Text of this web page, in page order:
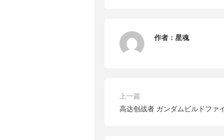
作者： 星魂
上一篇
高达创战者 ガンダムビルドファ